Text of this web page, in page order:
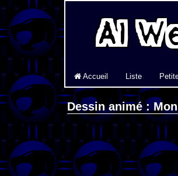
Accueil Liste
Dessin animé :